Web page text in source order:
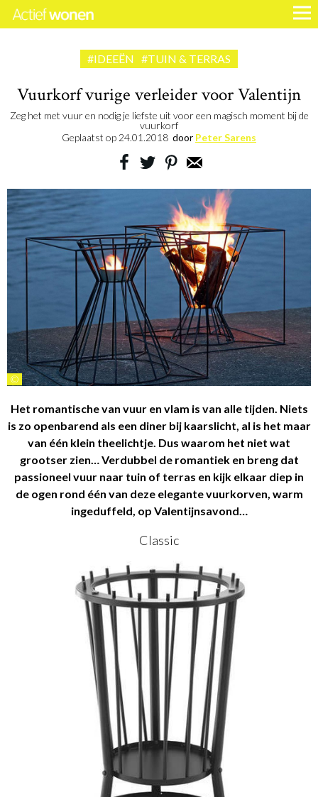
#IDEEËN #TUIN & TERRAS
Vuurkorf vurige verleider voor Valentijn
Zeg het met vuur en nodig je liefste uit voor een magisch moment bij de
vuurkorf
Geplaatst op 24.01.2018 door Peter Sarens
©
Het romantische van vuur en vlam is van alle tijden. Niets
is zo openbarend als een diner bij kaarslicht, al is het maar
van één klein theelichtje. Dus waarom het niet wat
grootser zien… Verdubbel de romantiek en breng dat
passioneel vuur naar tuin of terras en kijk elkaar diep in
de ogen rond één van deze elegante vuurkorven, warm
ingeduffeld, op Valentijnsavond…
Classic